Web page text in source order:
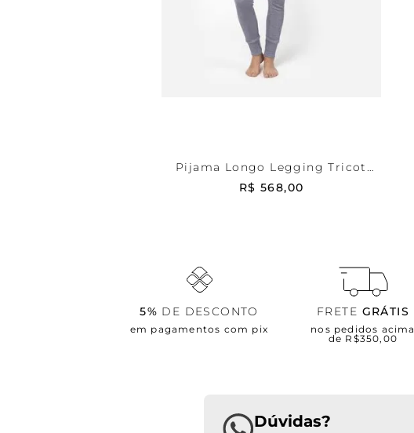
Pijama Longo Legging Tricot
Samantha
R$ 568,00
5% DE DESCONTO
em pagamentos com pix
FRETE GRÁTIS
nos pedidos acima
de R$350,00
Dúvidas?